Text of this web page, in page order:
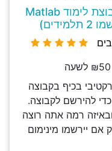
קבוצת לימוד Matlab
₪50 לשעה
בכיף בקבוצה
להירשם לקבוצה.
רמה אתה רוצה
יירשמו מינימום